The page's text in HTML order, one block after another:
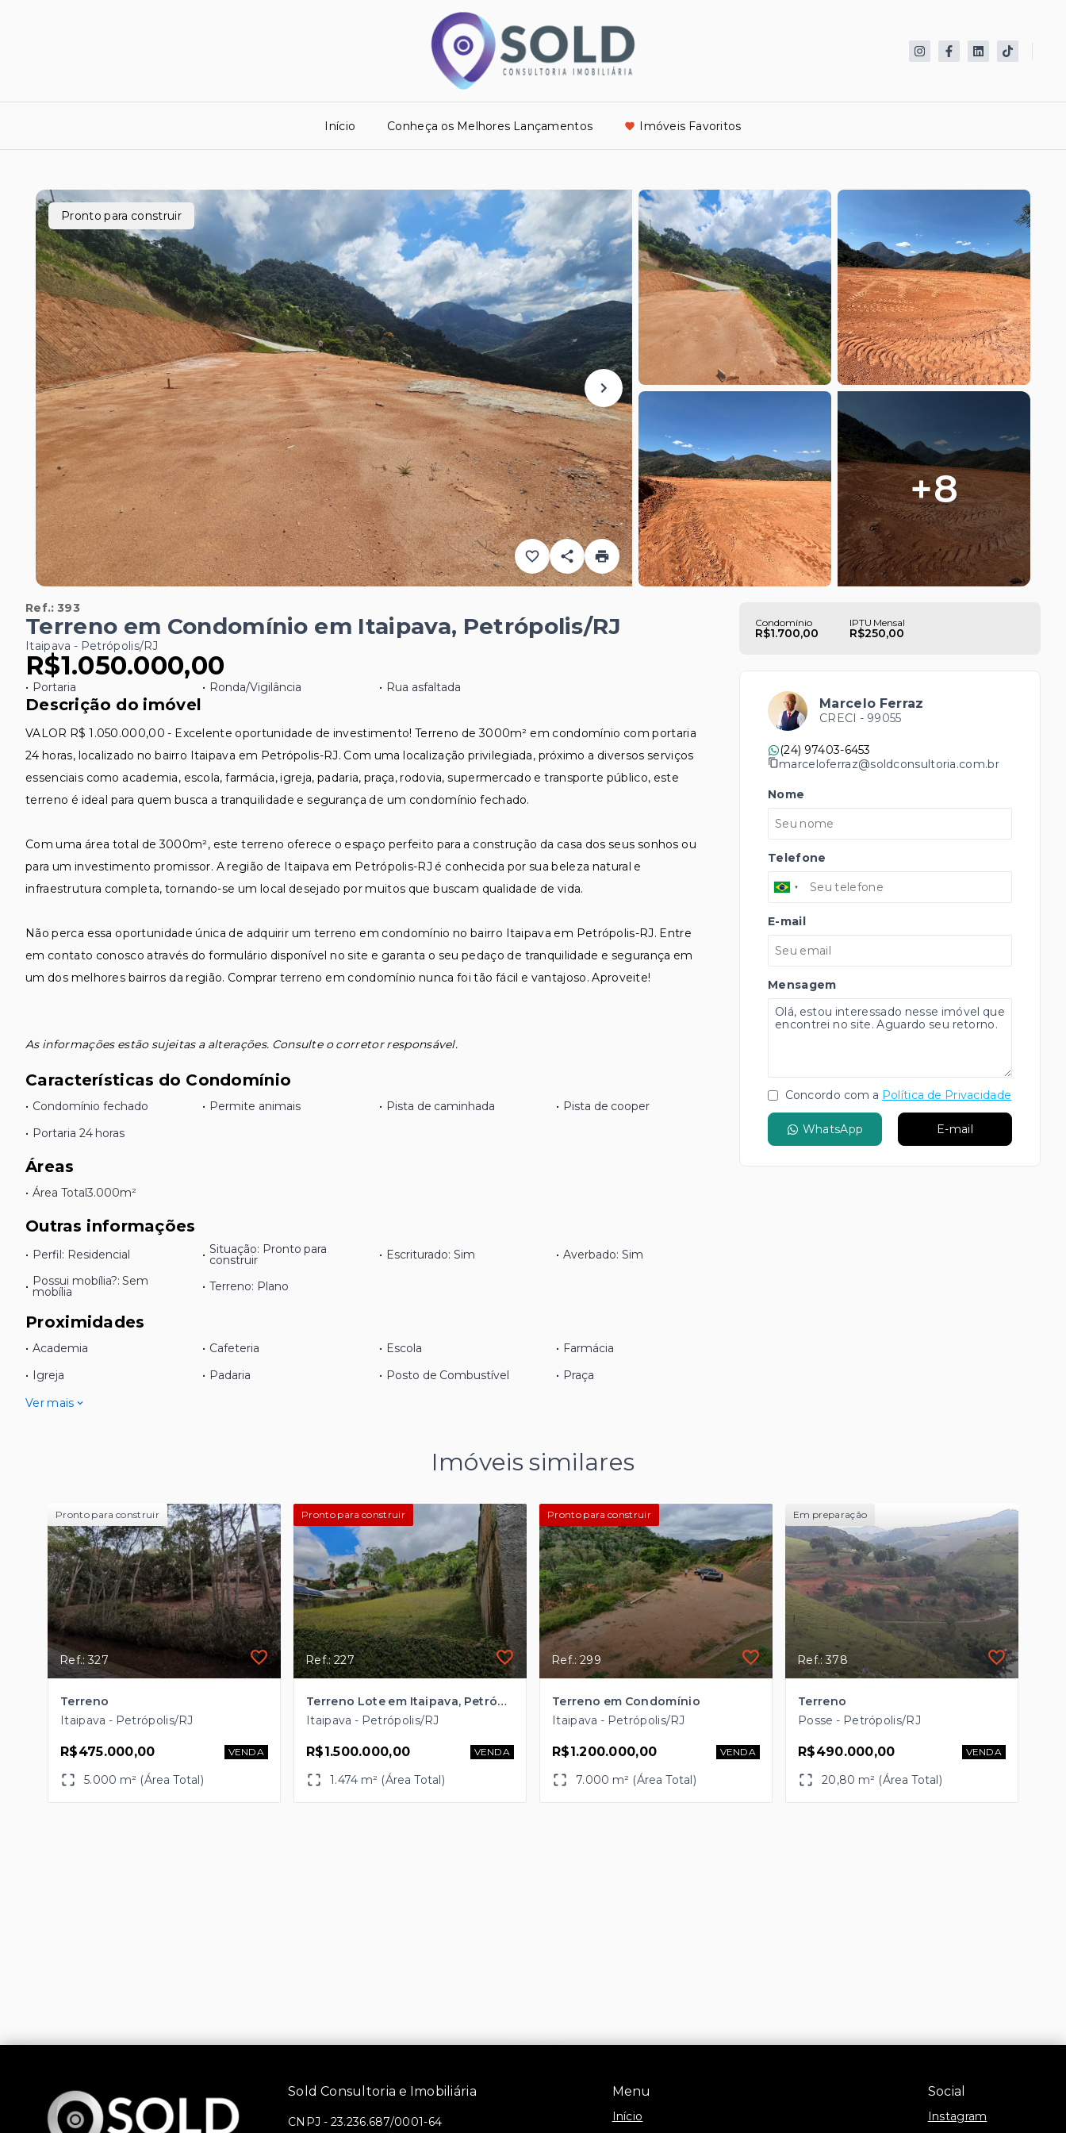
Início Conheça os Melhores Lançamentos Imóveis Favoritos
Pronto para construir
+8
Ref.:393
Terreno em Condomínio em Itaipava, Petrópolis/RJ
Itaipava - Petrópolis/RJ
R$1.050.000,00
• Portaria • Ronda/Vigilância • Rua asfaltada
Descrição do imóvel
VALOR R$ 1.050.000,00 - Excelente oportunidade de investimento! Terreno de 3000m² em condomínio com portaria
24 horas, localizado no bairro Itaipava em Petrópolis-RJ. Com uma localização privilegiada, próximo a diversos serviços
essenciais como academia, escola, farmácia, igreja, padaria, praça, rodovia, supermercado e transporte público, este
terreno é ideal para quem busca a tranquilidade e segurança de um condomínio fechado.
Com uma área total de 3000m², este terreno oferece o espaço perfeito para a construção da casa dos seus sonhos ou
para um investimento promissor. A região de Itaipava em Petrópolis-RJ é conhecida por sua beleza natural e
infraestrutura completa, tornando-se um local desejado por muitos que buscam qualidade de vida.
Não perca essa oportunidade única de adquirir um terreno em condomínio no bairro Itaipava em Petrópolis-RJ. Entre
em contato conosco através do formulário disponível no site e garanta o seu pedaço de tranquilidade e segurança em
um dos melhores bairros da região. Comprar terreno em condomínio nunca foi tão fácil e vantajoso. Aproveite!
As informações estão sujeitas a alterações. Consulte o corretor responsável.
Características do Condomínio
• Condomínio fechado • Permite animais • Pista de caminhada • Pista de cooper
• Portaria 24 horas
Áreas
• Área Total3.000m²
Outras informações
• Perfil: Residencial • Situação: Pronto para
construir • Escriturado: Sim • Averbado: Sim
• Possui mobília?: Sem
mobília • Terreno: Plano
Proximidades
• Academia • Cafeteria • Escola • Farmácia
• Igreja • Padaria • Posto de Combustível • Praça
Ver mais
Condomínio
R$1.700,00
IPTU Mensal
R$250,00
Marcelo Ferraz
CRECI - 99055
(24) 97403-6453
marceloferraz@soldconsultoria.com.br
Nome
Telefone
E-mail
Mensagem
Concordo com a Política de Privacidade
WhatsApp E-mail
Imóveis similares
Pronto para construir
Ref.: 327
Terreno
Itaipava - Petrópolis/RJ
R$475.000,00 VENDA
5.000 m² (Área Total)
Pronto para construir
Ref.: 227
Terreno Lote em Itaipava, Petrópolis/RJ
Itaipava - Petrópolis/RJ
R$1.500.000,00 VENDA
1.474 m² (Área Total)
Pronto para construir
Ref.: 299
Terreno em Condomínio
Itaipava - Petrópolis/RJ
R$1.200.000,00 VENDA
7.000 m² (Área Total)
Em preparação
Ref.: 378
Terreno
Posse - Petrópolis/RJ
R$490.000,00 VENDA
20,80 m² (Área Total)
Menu
Início
Social
Instagram
Sold Consultoria e Imobiliária
CNPJ - 23.236.687/0001-64